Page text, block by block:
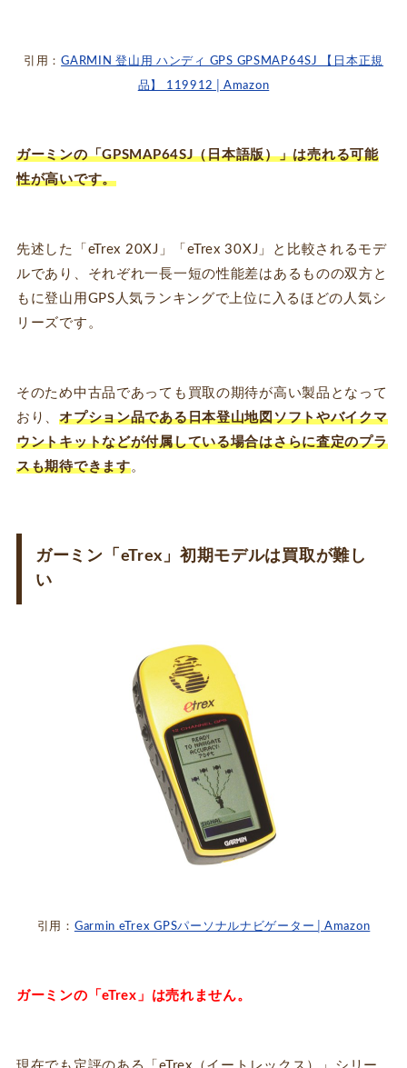
引用：GARMIN 登山用 ハンディ GPS GPSMAP64SJ 【日本正規
品】 119912│Amazon
ガーミンの「GPSMAP64SJ（日本語版）」は売れる可能
性が高いです。
先述した「eTrex 20XJ」「eTrex 30XJ」と比較されるモデ
ルであり、それぞれ一長一短の性能差はあるものの双方と
もに登山用GPS人気ランキングで上位に入るほどの人気シ
リーズです。
そのため中古品であっても買取の期待が高い製品となって
おり、オプション品である日本登山地図ソフトやバイクマ
ウントキットなどが付属している場合はさらに査定のプラ
スも期待できます。
ガーミン「eTrex」初期モデルは買取が難し
い
引用： Garmin eTrex GPSパーソナルナビゲーター│Amazon
ガーミンの「eTrex」は売れません。